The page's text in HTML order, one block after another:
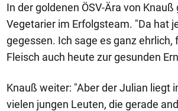
In der goldenen ÖSV-Ära von Knauß
Vegetarier im Erfolgsteam. "Da hat
gegessen. Ich sage es ganz ehrlich,
Fleisch auch heute zur gesunden
Knauß weiter: "Aber der Julian liegt
vielen jungen Leuten, die gerade